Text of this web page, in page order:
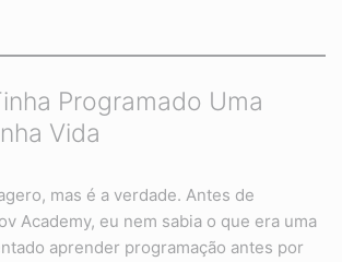
Programado Uma
Vida
mas é a verdade. Antes de
Academy, eu nem sabia o que era uma
aprender programação antes por